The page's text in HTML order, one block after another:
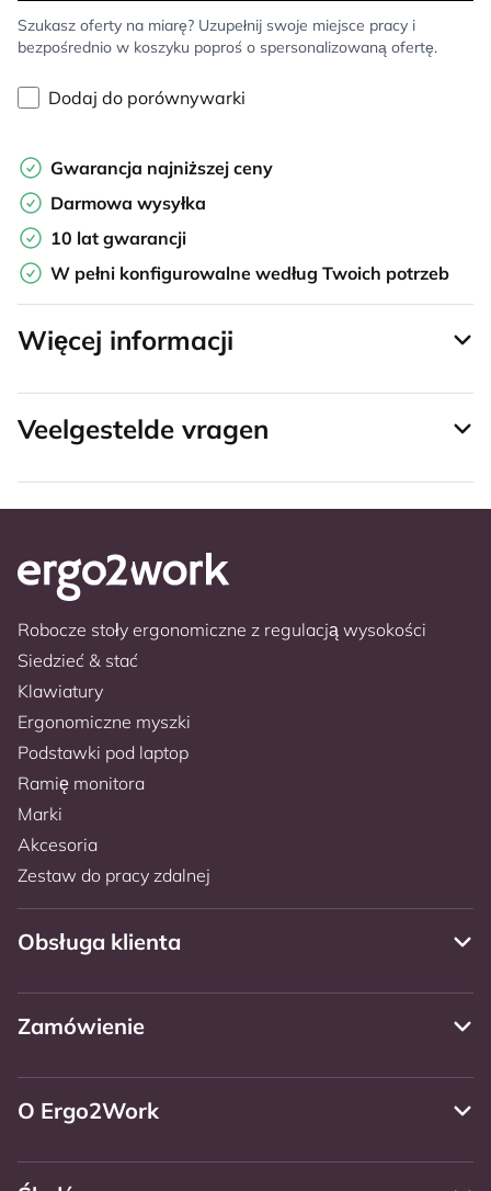
Szukasz oferty na miarę? Uzupełnij swoje miejsce pracy i
bezpośrednio w koszyku poproś o spersonalizowaną ofertę.
Dodaj do porównywarki
Gwarancja najniższej ceny
Darmowa wysyłka
10 lat gwarancji
W pełni konfigurowalne według Twoich potrzeb
Więcej informacji
Veelgestelde vragen
Robocze stoły ergonomiczne z regulacją wysokości
Siedzieć & stać
Klawiatury
Ergonomiczne myszki
Podstawki pod laptop
Ramię monitora
Marki
Akcesoria
Zestaw do pracy zdalnej
Obsługa klienta
Zamówienie
O Ergo2Work